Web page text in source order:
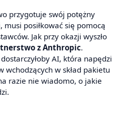
przygotuje swój potężny
posiłkować się pomocą
Jak przy okazji wyszło
z Anthropic.
AI, która napędzi
w skład pakietu
razie nie wiadomo, o jakie